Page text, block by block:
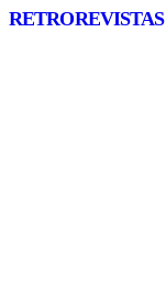
RETROREVISTAS